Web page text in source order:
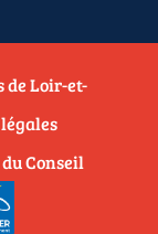
de Loir-et-
Conseil